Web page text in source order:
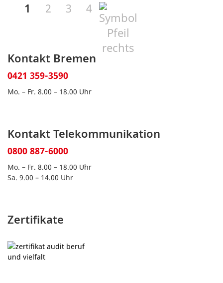
1 2 3 4
Kontakt Bremen
0421 359-3590
Mo. – Fr. 8.00 – 18.00 Uhr
Kontakt Telekommunikation
0800 887-6000
Mo. – Fr. 8.00 – 18.00 Uhr
Sa. 9.00 – 14.00 Uhr
Zertifikate